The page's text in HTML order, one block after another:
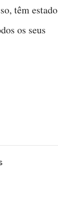
têm estado
os seus